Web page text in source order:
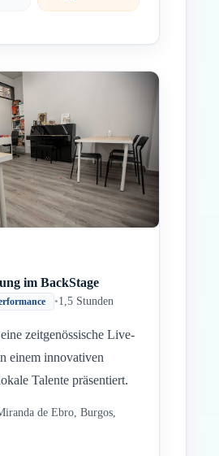
im BackStage
•1,5 Stunden
zeitgenössische Live-
einem innovativen
Talente präsentiert.
de Ebro, Burgos,